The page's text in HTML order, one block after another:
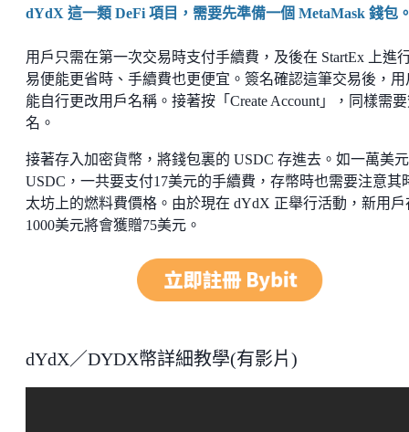
dYdX 這一類 DeFi 項目，需要先準備一個 MetaMask 錢包
用戶只需在第一次交易時支付手續費，及後在 StartEx 上進
易便能更省時、手續費也更便宜。簽名確認這筆交易後，用
能自行更改用戶名稱。接著按「Create Account」，同樣需
名。
接著存入加密貨幣，將錢包裏的 USDC 存進去。如一萬美
USDC，一共要支付17美元的手續費，存幣時也需要注意其
太坊上的燃料費價格。由於現在 dYdX 正舉行活動，新用戶
1000美元將會獲贈75美元。
dYdX／DYDX幣詳細教學(有影片)